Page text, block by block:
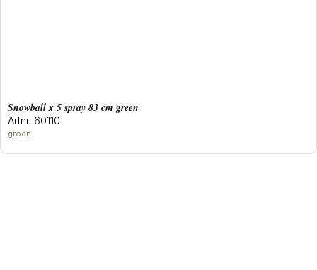
snowball x 5 spray 83 cm green
Artnr. 60110
groen